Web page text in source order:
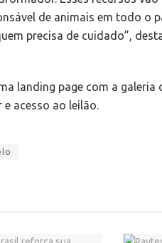
de animais em todo o
precisa de cuidado”,
landing page com a galeria
acesso ao leilão.